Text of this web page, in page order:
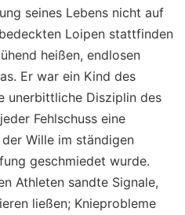
seines Lebens nicht auf
Loipen stattfinden
heißen, endlosen
Er war ein Kind des
unerbittliche Disziplin des
Fehlschuss eine
Wille im ständigen
geschmiedet wurde.
Athleten sandte Signale,
ließen; Knieprobleme